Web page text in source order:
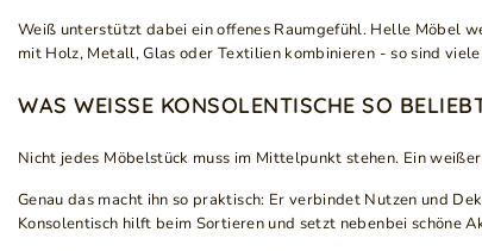
Weiß unterstützt dabei ein offenes Raumgefühl. Helle Möbel
mit Holz, Metall, Glas oder Textilien kombinieren - so sind
WAS WEISSE KONSOLENTISCHE SO BELIEBT
Nicht jedes Möbelstück muss im Mittelpunkt stehen. Ein
Genau das macht ihn so praktisch: Er verbindet Nutzen und
Konsolentisch hilft beim Sortieren und setzt nebenbei schöne